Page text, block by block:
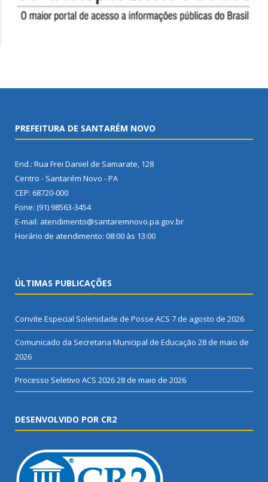
PREFEITURA DE SANTARÉM NOVO
End.: Rua Frei Daniel de Samarate, 128
Centro - Santarém Novo - PA
CEP: 68720-000
Fone: (91) 98563-3454
E-mail: atendimento@santaremnovo.pa.gov.br
Horário de atendimento: 08:00 às 13:00
ÚLTIMAS PUBLICAÇÕES
Convite Especial Solenidade de Posse ACS 7 de agosto de 2026
Comunicado da Secretaria Municipal de Educação 28 de maio de
2026
Processo Seletivo ACS 202628 de maio de 2026
DESENVOLVIDO POR CR2